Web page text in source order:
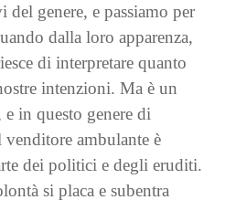
genere, e passiamo per
dalla loro apparenza,
di interpretare quanto
intenzioni. Ma è un
in questo genere di
ambulante è
dei politici e degli eruditi.
si placa e subentra